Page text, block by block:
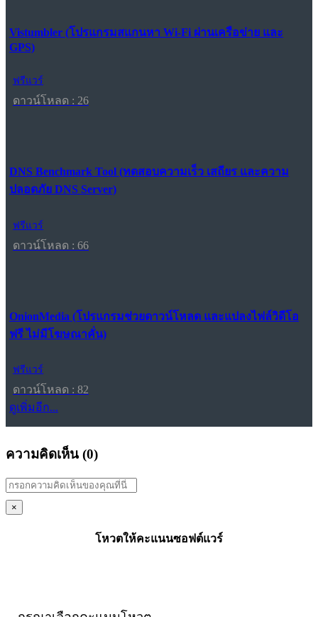
Vistumbler (โปรแกรมสแกนหา Wi-Fi ผ่านเครือข่าย และ
GPS)
ฟรีแวร์
ดาวน์โหลด : 26
DNS Benchmark Tool (ทดสอบความเร็ว เสถียร และความ
ปลอดภัย DNS Server)
ฟรีแวร์
ดาวน์โหลด : 66
OnionMedia (โปรแกรมช่วยดาวน์โหลด และแปลงไฟล์วิดีโอ
ฟรี ไม่มีโฆษณาคั่น)
ฟรีแวร์
ดาวน์โหลด : 82
ดูเพิ่มอีก...
ความคิดเห็น (0)
×
โหวตให้คะแนนซอฟต์แวร์